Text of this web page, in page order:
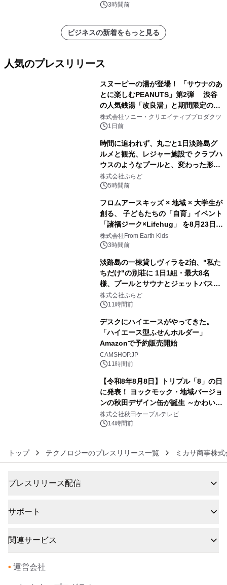
3時間前
ビジネスの新着をもっと見る
人気のプレスリリース
スヌーピーの湯が登場！ 「サウナのあ
とに楽しむPEANUTS」第2弾 渋谷
の人気銭湯「改良湯」と期間限定のコ
ラボレーション サウナイキタイコラ
ボグッズも発売決定！
株式会社ソニー・クリエイティブプロダクツ
1日前
時間に追われず、丸ごと1日淡路島グ
ルメと観光、レジャー施設で クラブハ
ウスのようなプールと、変わった形の
サウナも 「THE BOXY AWAJI」のお
得な素泊まり連泊プランで
株式会社ぷらど
5時間前
フロムアースキッズ × 地域 × 大学生が
創る、 子どもたちの「自育」イベント
「諸福ジーク×Lifehug」 を8月23日
(日)開催
株式会社From Earth Kids
3時間前
淡路島の一棟貸しヴィラを2泊、"私た
ちだけ"の別荘に 1日1組・最大8名
様、プールとサウナとジェットバス付
きで Villa Mon Temps AWAJIの連泊
素泊りプラン
株式会社ぷらど
11時間前
デスクにハイエースがやってきた。
「ハイエース型ふせんホルダー」
Amazonで予約販売開始
CAMSHOP.JP
11時間前
【令和8年8月8日】トリプル「8」の日
に発表！ ヨックモック・地域バージョ
ンの秋田デザイン缶が誕生 ～かわいい
秋田犬の子犬と秋田の四季と名所を巡
るパッケージ～ 9月1日(火)秋田県内で
株式会社秋田ケーブルテレビ
14時間前
トップ テクノロジーのプレスリリース一覧 ミカサ商事株式
プレスリリース配信
サポート
関連サービス
• 運営会社